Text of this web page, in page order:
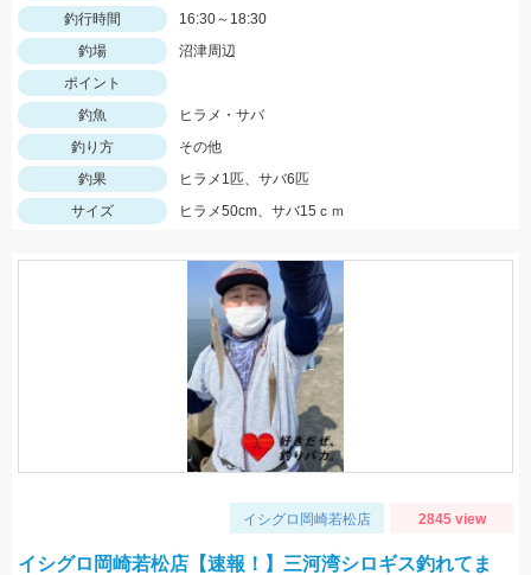
釣行時間
16:30～18:30
釣場
沼津周辺
ポイント
釣魚
ヒラメ・サバ
釣り方
その他
釣果
ヒラメ1匹、サバ6匹
サイズ
ヒラメ50cm、サバ15ｃｍ
イシグロ岡崎若松店 2845 view
イシグロ岡崎若松店【速報！】三河湾シロギス釣れてま